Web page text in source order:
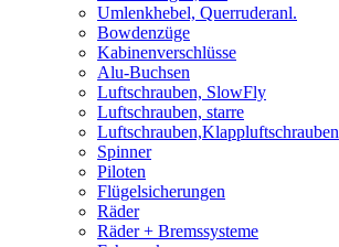
Umlenkhebel, Querruderanl.
Bowdenzüge
Kabinenverschlüsse
Alu-Buchsen
Luftschrauben, SlowFly
Luftschrauben, starre
Luftschrauben,Klappluftschrauben
Spinner
Piloten
Flügelsicherungen
Räder
Räder + Bremssysteme